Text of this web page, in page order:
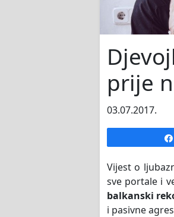
prije
03.07.2017.
Vijest o
sve portale i
balkanski
i pasivne